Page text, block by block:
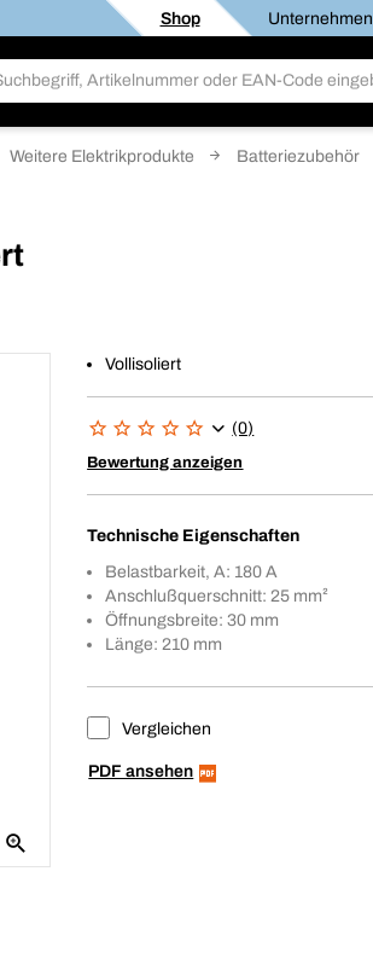
Shop Unternehmen
Weitere Elektrikprodukte Batteriezubehör
Vollisoliert
(0)
Bewertung anzeigen
Technische Eigenschaften
Belastbarkeit, A: 180 A
Anschlußquerschnitt: 25 mm²
Öffnungsbreite: 30 mm
Länge: 210 mm
Vergleichen
PDF ansehen